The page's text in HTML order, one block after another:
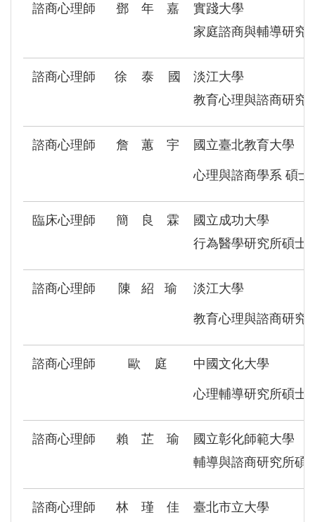
諮商心理師 鄧 年 嘉
實踐大學
家庭諮商與輔導研究
諮商心理師 徐 泰 國
淡江大學
教育心理與諮商研究
諮商心理師 詹 蕙 宇 國立臺北教育大學
心理與諮商學系 碩士
臨床心理師 簡 良 霖
國立成功大學
行為醫學研究所碩士
諮商心理師 陳 紹 瑜 淡江大學
教育心理與諮商研究
諮商心理師 歐 庭 中國文化大學
心理輔導研究所碩士
諮商心理師 賴 芷 瑜
國立彰化師範大學
輔導與諮商研究所碩
諮商心理師 林 瑾 佳
臺北市立大學